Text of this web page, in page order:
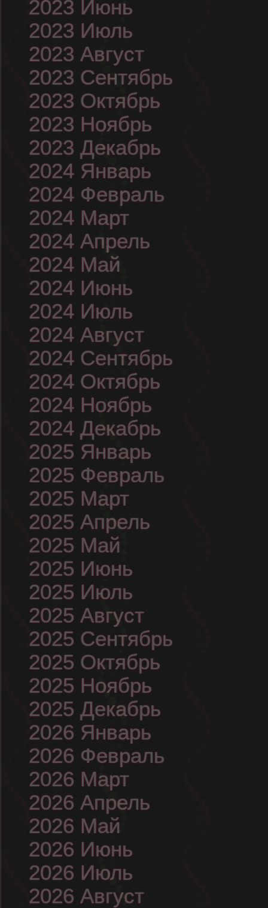
2023 Июнь
2023 Июль
2023 Август
2023 Сентябрь
2023 Октябрь
2023 Ноябрь
2023 Декабрь
2024 Январь
2024 Февраль
2024 Март
2024 Апрель
2024 Май
2024 Июнь
2024 Июль
2024 Август
2024 Сентябрь
2024 Октябрь
2024 Ноябрь
2024 Декабрь
2025 Январь
2025 Февраль
2025 Март
2025 Апрель
2025 Май
2025 Июнь
2025 Июль
2025 Август
2025 Сентябрь
2025 Октябрь
2025 Ноябрь
2025 Декабрь
2026 Январь
2026 Февраль
2026 Март
2026 Апрель
2026 Май
2026 Июнь
2026 Июль
2026 Август